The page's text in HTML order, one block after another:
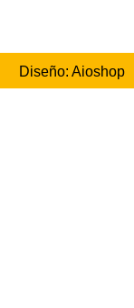
Diseño: Aioshop